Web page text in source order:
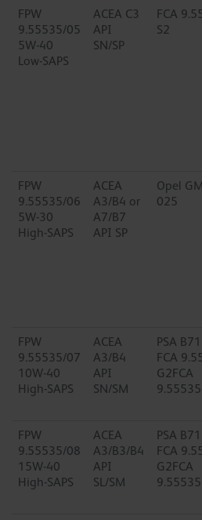
FPW
9.55535/05
5W-40
Low-SAPS
ACEA C3
API
SN/SP
FCA
S2
FPW
9.55535/06
5W-30
High-SAPS
ACEA
A3/B4 or
A7/B7
API SP
Opel
025
FPW
9.55535/07
10W-40
High-SAPS
ACEA
A3/B4
API
SN/SM
PSA
FCA
G2FCA
FPW
9.55535/08
15W-40
High-SAPS
ACEA
A3/B3/B4
API
SL/SM
PSA
FCA
G2FCA